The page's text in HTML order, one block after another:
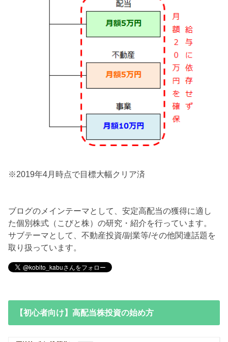
※2019年4月時点で目標大幅クリア済
ブログのメインテーマとして、安定高配当の獲得に適し
た個別株式（こびと株）の研究・紹介を行っています。
サブテーマとして、不動産投資/副業等/その他関連話題を
取り扱っています。
【初心者向け】高配当株投資の始め方